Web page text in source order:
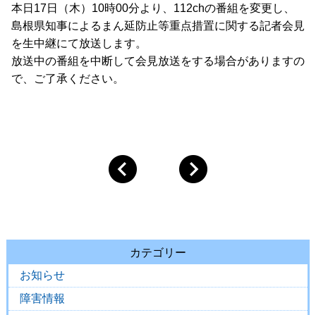
本日17日（木）10時00分より、112chの番組を変更し、
島根県知事によるまん延防止等重点措置に関する記者会見
を生中継にて放送します。
放送中の番組を中断して会見放送をする場合がありますの
で、ご了承ください。
カテゴリー
お知らせ
障害情報